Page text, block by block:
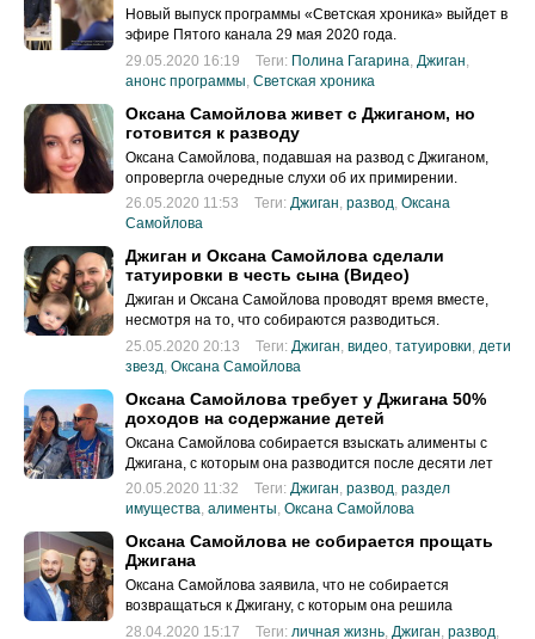
Новый выпуск программы «Светская хроника» выйдет в
эфире Пятого канала 29 мая 2020 года.
29.05.2020 16:19
Теги: Полина Гагарина Джиган
анонс программы Светская хроника
Оксана Самойлова живет с Джиганом, но
готовится к разводу
Оксана Самойлова, подавшая на развод с Джиганом,
опровергла очередные слухи об их примирении.
26.05.2020 11:53
Теги: Джиган, развод, Оксана
Самойлова
Джиган и Оксана Самойлова сделали
татуировки в честь сына (Видео)
Джиган и Оксана Самойлова проводят время вместе,
несмотря на то, что собираются разводиться.
25.05.2020 20:13
Теги: Джиган видео татуировки дети
звезд Оксана Самойлова
Оксана Самойлова требует у Джигана 50%
доходов на содержание детей
Оксана Самойлова собирается взыскать алименты с
Джигана, с которым она разводится после десяти лет
брака.
20.05.2020 11:32 Теги: Джиган, развод, раздел
имущества, алименты, Оксана Самойлова
Оксана Самойлова не собирается прощать
Джигана
Оксана Самойлова заявила, что не собирается
возвращаться к Джигану, с которым она решила
развестись после 8 лет брака.
28.04.2020 15:17 Теги: личная жизнь, Джиган, развод,